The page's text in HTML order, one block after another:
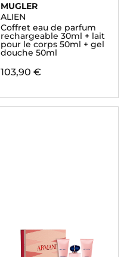
MUGLER
ALIEN
Coffret eau de parfum
rechargeable 30ml + lait
pour le corps 50ml + gel
douche 50ml
103,90 €